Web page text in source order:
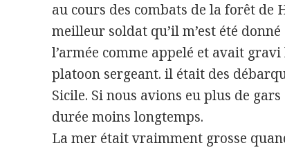
au cours des combats de la forêt de
meilleur soldat qu’il m’est été
l’armée comme appelé et avait
platoon sergeant. il était des
Sicile. Si nous avions eu plus de
durée moins longtemps.
La mer était vraimment grosse